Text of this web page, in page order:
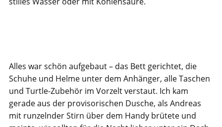
Alles war schön aufgebaut – das Bett gerichtet, die
Schuhe und Helme unter dem Anhänger, alle Taschen
und Turtle-Zubehör im Vorzelt verstaut. Ich kam
gerade aus der provisorischen Dusche, als Andreas
mit runzelnder Stirn über dem Handy brütete und